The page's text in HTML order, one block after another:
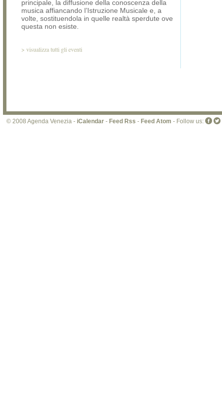
principale, la diffusione della conoscenza della
musica affiancando l’Istruzione Musicale e, a
volte, sostituendola in quelle realtà sperdute ove
questa non esiste.
> visualizza tutti gli eventi
© 2008 Agenda Venezia - iCalendar - Feed Rss - Feed Atom - Follow us: